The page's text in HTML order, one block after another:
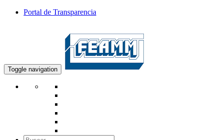
Portal de Transparencia
Toggle navigation